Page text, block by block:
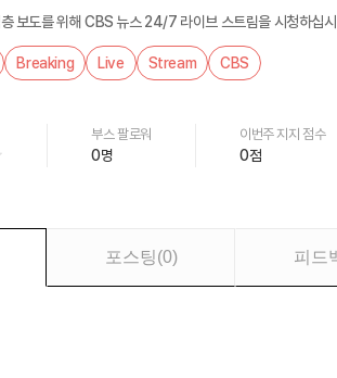
보도를 위해 CBS 뉴스 24/7 라이브 스트림을 시청하십
Breaking Live Stream CBS
부스 팔로워
0명
이번주 지지 점수
0점
포스팅(0) 피드